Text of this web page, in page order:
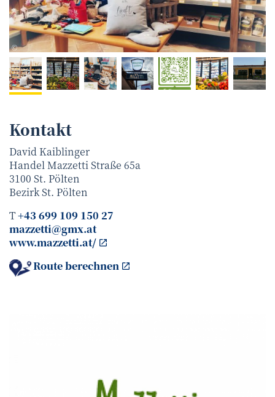
©Maria Kaiblinger
Kontakt
David Kaiblinger
Handel Mazzetti Straße 65a
3100 St. Pölten
BezirkSt. Pölten
T+43 699 109 150 27
mazzetti@gmx.at
www.mazzetti.at/
Route berechnen